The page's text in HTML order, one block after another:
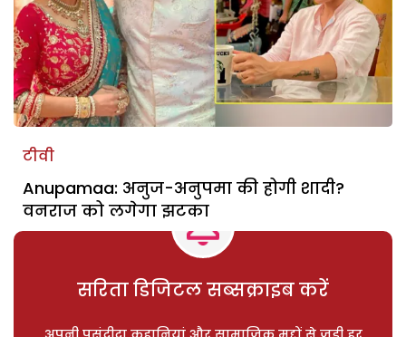
टीवी
Anupamaa: अनुज-अनुपमा की होगी शादी?
वनराज को लगेगा झटका
सरिता डिजिटल सब्सक्राइब करें